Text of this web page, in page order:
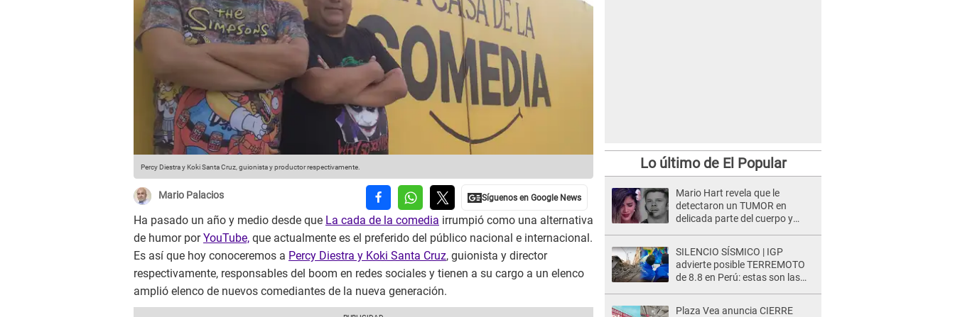
Percy Diestra y Koki Santa Cruz, guionista y productor respectivamente.
Mario Palacios
Ha pasado un año y medio desde que La cada de la comedia irrumpió como una alternativa
de humor porYouTube, que actualmente es el preferido del público nacional e internacional.
Es así que hoy conoceremos a Percy Diestra y Koki Santa Cruz, guionista y director
respectivamente, responsables del boom en redes sociales y tienen a su cargo a un elenco
amplió elenco de nuevos comediantes de la nueva generación.
Lo último de El Popular
Mario Hart revela que le
detectaron un TUMOR en
delicada parte del cuerpo y
muy fuertes..."
SILENCIO SÍSMICO | IGP
advierte posible TERREMOTO
de 8.8 en Perú: estas son las
Plaza Vea anuncia CIERRE